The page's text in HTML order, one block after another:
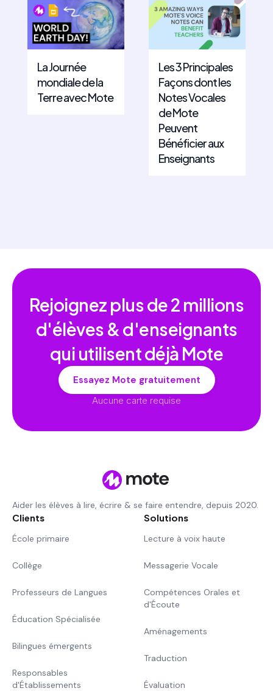
La Journée
mondiale de la
Terre avec Mote
Les 3 Principales
Façons dont les
Notes Vocales
de Mote
Peuvent
Bénéficier aux
Enseignants
Rejoignez plus de2 millions
d'élèves & d'enseignants
qui utilisent déjà Mote
Essayez Mote gratuitement
Aucune carte requise
Aider les élèves à lire, écrire & se faire entendre, depuis 2020.
Clients
École primaire
Collège
Professeurs de Langues
Éducation Spécialisée
Bilingues émergents
Responsables
d'Établissements
Solutions
Lecture à voix haute
Messagerie Vocale
Compétences Orales et
d'Écoute
Aménagements
Traduction
Évaluation